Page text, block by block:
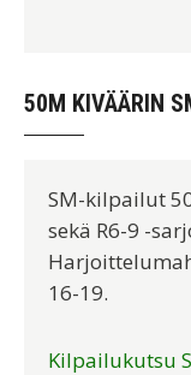
50M KIVÄÄRIN
SM-kilpailut
sekä R6-9 -
16-19.
Kilpailukutsu